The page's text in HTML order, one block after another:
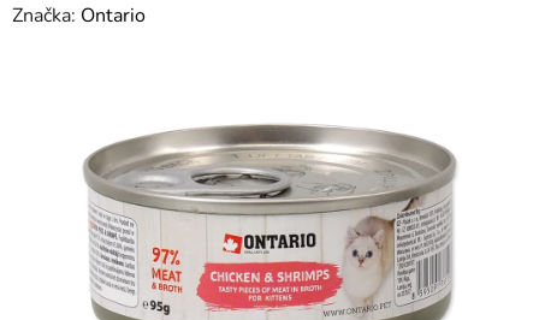
hodnocení
hvězdiček.
Značka: Ontario